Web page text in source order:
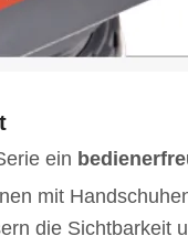
ein
mit
die Sichtbarkeit